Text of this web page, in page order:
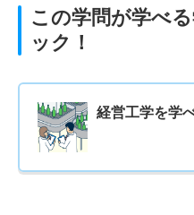
この学問が学べ
ック！
経営工学を学